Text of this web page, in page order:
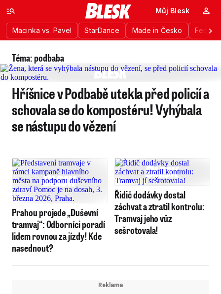
Macinka vs. Pavel StarDance Made in Česko
Můj Blesk
Téma: podbaba
Hříšnice v Podbabě utekla před policií a
schovala se do kompostéru! Vyhýbala
se nástupu do vězení
Prahou projede „Duševní
tramvaj“: Odborníci poradí
lidem rovnou za jízdy! Kde
nasednout?
Řidič dodávky dostal
záchvat a ztratil kontrolu:
Tramvaj jeho vůz
sešrotovala!